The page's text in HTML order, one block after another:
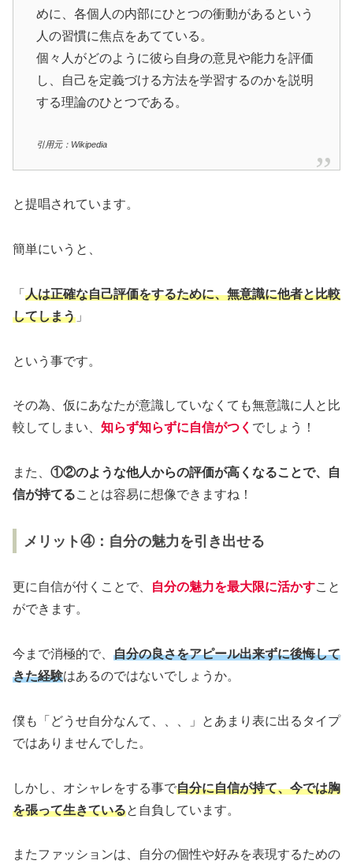
めに、各個人の内部にひとつの衝動があるという
人の習慣に焦点をあてている。
個々人がどのように彼ら自身の意見や能力を評価
し、自己を定義づける方法を学習するのかを説明
する理論のひとつである。
引用元：Wikipedia
と提唱されています。
簡単にいうと、
「 人は正確な自己評価をするために、無意識に他者と比較
してしまう 」
という事です。
その為、仮にあなたが意識していなくても無意識に人と比
較してしまい、 知らず知らずに自信がつく でしょう！
また、 ①②のような他人からの評価が高くなることで、自
信が持てることは容易に想像できますね！
メリット④：自分の魅力を引き出せる
更に自信が付くことで、 自分の魅力を最大限に活かすこと
ができます。
今まで消極的で、 自分の良さをアピール出来ずに後悔して
きた経験はあるのではないでしょうか。
僕も「どうせ自分なんて、、、」とあまり表に出るタイプ
ではありませんでした。
しかし、オシャレをする事で自分に自信が持て、今では胸
を張って生きていると自負しています。
またファッションは、自分の個性や好みを表現するための